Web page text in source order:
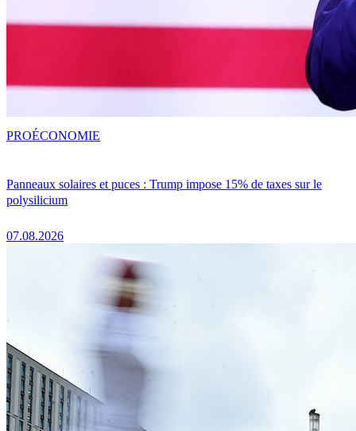
Panneaux solaires et puces : Trump impose 15% de taxes sur le
polysilicium
07.08.2026
PROÉCONOMIE